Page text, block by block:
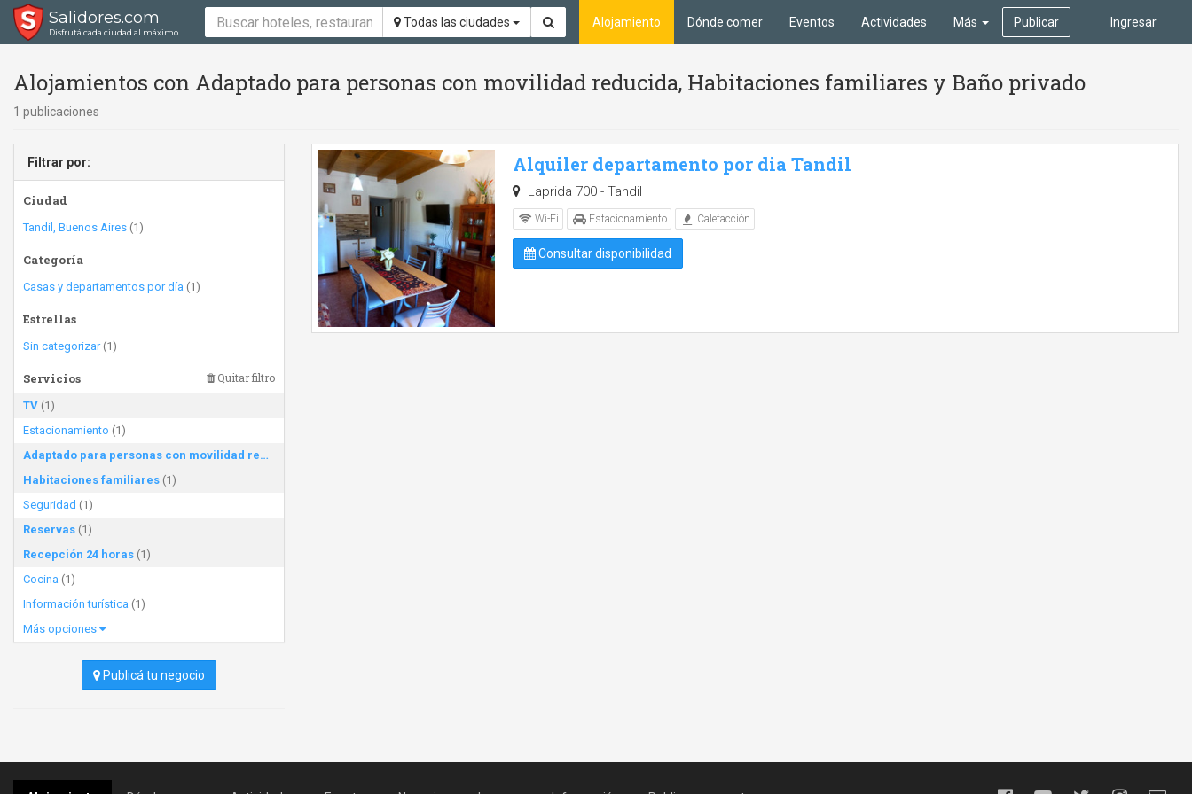
Salidores.com
Disfrutá cada ciudad al máximo
Todas las ciudades Ingresar
Alojamiento Dónde comer Eventos Actividades Más Publicar
Alojamientos con Adaptado para personas con movilidad reducida, Habitaciones familiares y Baño privado
1 publicaciones
Filtrar por:
Ciudad
Tandil, Buenos Aires (1)
Categoría
Casas y departamentos por día (1)
Estrellas
Sin categorizar(1)
Servicios Quitar filtro
TV (1)
Estacionamiento (1)
Adaptado para personas con movilidad reducida
Habitaciones familiares (1)
Seguridad (1)
Reservas (1)
Recepción 24 horas (1)
Cocina (1)
Información turística (1)
Más opciones
Publicá tu negocio
Alquiler departamento por dia Tandil
Laprida 700 - Tandil
Wi-Fi Estacionamiento Calefacción
Consultar disponibilidad